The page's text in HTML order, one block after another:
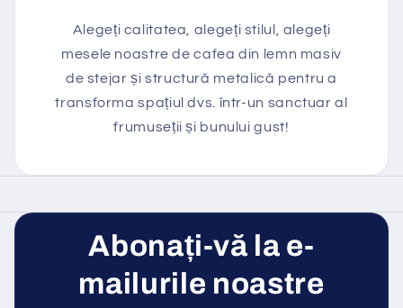
Alegeți calitatea, alegeți stilul, alegeți
mesele noastre de cafea din lemn masiv
de stejar și structură metalică pentru a
transforma spațiul dvs. într-un sanctuar al
frumuseții și bunului gust!
Abonați-vă la e-
mailurile noastre